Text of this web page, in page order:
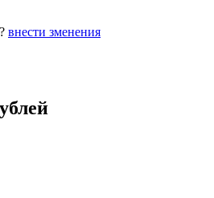
внести зменения